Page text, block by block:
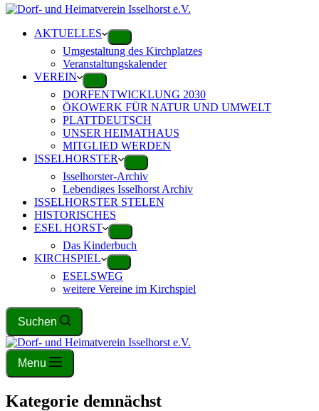
AKTUELLES
Umgestaltung des Kirchplatzes
Veranstaltungskalender
VEREIN
DORFENTWICKLUNG 2030
ÖKOWERK FÜR NATUR UND UMWELT
PLATTDEUTSCH
UNSER HEIMATHAUS
MITGLIED WERDEN
ISSELHORSTER
Isselhorster-Archiv
Lebendiges Isselhorst Archiv
ISSELHORSTER STELEN
HISTORISCHES
ESEL HORST
Das Kinderbuch
KIRCHSPIEL
ESELSWEG
weitere Vereine im Kirchspiel
Suchen
Menu
Kategorie demnächst